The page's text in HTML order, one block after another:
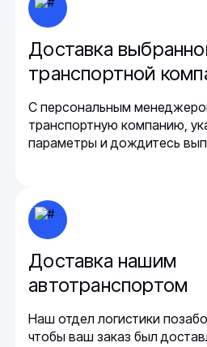
Доставка
транспортной
С персональным
транспортную компанию,
параметры и дождитесь
Доставка нашим
автотранспортом
Наш отдел логистики
чтобы ваш заказ был